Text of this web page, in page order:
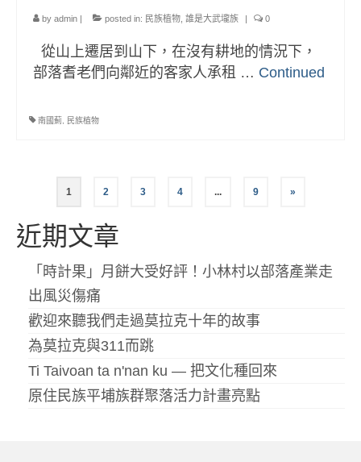
by admin | posted in: 民族植物 誰是大武壠族 | 0
從山上遷居到山下，在沒有耕地的情況下，
部落耆老們向鄰近的客家人承租 … Continued
南國薊 民族植物
章
分
頁
1 2 3 4 ... 9 »
近期文章
「時計果」月餅大受好評！小林村以部落產業走
出風災傷痛
歡迎來聽我們走過莫拉克十年的故事
為莫拉克與311而跳
Ti Taivoan ta n'nan ku — 把文化種回來
原住民族平埔族群聚落活力計畫亮點